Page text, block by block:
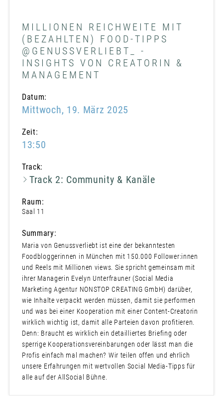
MILLIONEN REICHWEITE MIT
(BEZAHLTEN) FOOD-TIPPS
@GENUSSVERLIEBT_ -
INSIGHTS VON CREATORIN &
MANAGEMENT
Datum:
Mittwoch, 19. März 2025
Zeit:
13:50
Track:
Track 2: Community & Kanäle
Raum:
Saal 11
Summary:
Maria von Genussverliebt ist eine der bekanntesten
Foodbloggerinnen in München mit 150.000 Follower:innen
und Reels mit Millionen views. Sie spricht gemeinsam mit
ihrer Managerin Evelyn Unterfrauner (Social Media
Marketing Agentur NONSTOP CREATING GmbH) darüber,
wie Inhalte verpackt werden müssen, damit sie performen
und was bei einer Kooperation mit einer Content-Creatorin
wirklich wichtig ist, damit alle Parteien davon profitieren.
Denn: Braucht es wirklich ein detailliertes Briefing oder
sperrige Kooperationsvereinbarungen oder lässt man die
Profis einfach mal machen? Wir teilen offen und ehrlich
unsere Erfahrungen mit wertvollen Social Media-Tipps für
alle auf der AllSocial Bühne.